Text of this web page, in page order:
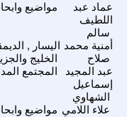
مواضيع
عماد عبد
اللطيف
سالم
اليسار ,
الخليج
أمنية محمد
صلاح
المجتمع
عبد المجيد
إسماعيل
الشهاوي
مواضيع علاء اللامي